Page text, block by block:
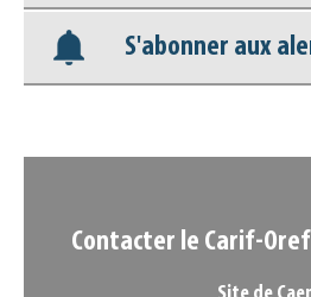
Nos veilles
S'abonner aux
Contacter le Carif-